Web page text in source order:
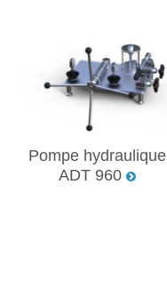
Pompe hydraulique
ADT 960